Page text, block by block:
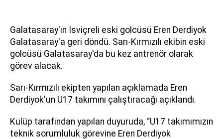
Galatasaray'ın İsviçreli eski golcüsü Eren Derdiyok
Galatasaray'a geri döndü. Sarı-Kırmızılı ekibin eski
golcüsü Galatasaray'da bu kez antrenör olarak
görev alacak.
Sarı-Kırmızılı ekipten yapılan açıklamada Eren
Derdiyok'un U17 takımını çalıştıracağı açıklandı.
Kulüp tarafından yapılan duyuruda, “U17 takımımızın
teknik sorumluluk görevine Eren Derdiyok